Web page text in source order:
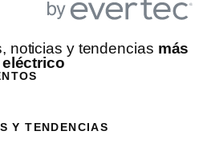
noticias y tendencias más
Y TENDENCIAS